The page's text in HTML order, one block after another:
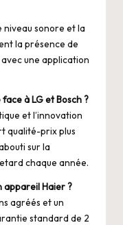
niveau sonore et la
la présence de
une application
à LG et Bosch ?
et l’innovation
qualité-prix plus
sur la
chaque année.
Haier ?
agréés et un
standard de 2